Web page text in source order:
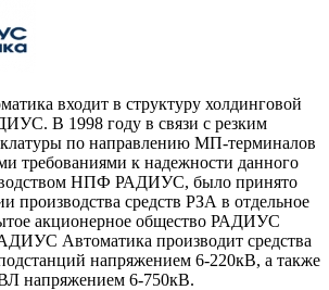
входит в структуру холдинговой
В 1998 году в связи с резким
по направлению МП-терминалов
требованиями к надежности данного
НПФ РАДИУС, было принято
производства средств РЗА в отдельное
акционерное общество РАДИУС
Автоматика производит средства
напряжением 6-220кВ, а также
напряжением 6-750кВ.